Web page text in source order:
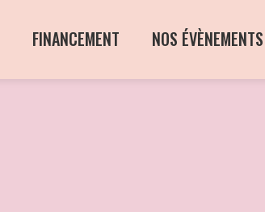
FINANCEMENT NOS ÉVÈNEMENTS